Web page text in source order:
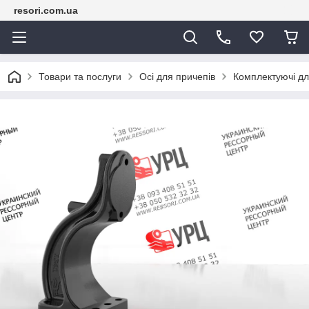
resori.com.ua
Товари та послуги Осі для причепів Комплектуючі